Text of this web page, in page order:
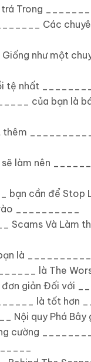
Trong
Các
như một
tệ nhất
của bạn là
thêm
sẽ làm nên
bạn cần để Stop
__________
Scams Và Làm
là __________
là The
đơn giản Đối với
là tốt hơn
Nội quy Phá Bây
cường